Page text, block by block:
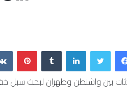
فيسبوكتويتر لينكدإن